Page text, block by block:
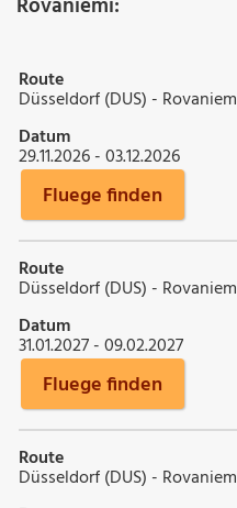
Route
Düsseldorf (DUS) -
Datum
29.11.2026 - 03.12.2026
Fluege finden
Route
Düsseldorf (DUS) -
Datum
31.01.2027 - 09.02.2027
Fluege finden
Route
Düsseldorf (DUS) -